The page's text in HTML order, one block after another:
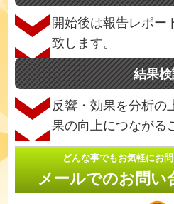
開始後は報告レポー
致します。
結果
反響・効果を分析の
果の向上につながる
どんな事でもお気軽にお
メールでのお問い